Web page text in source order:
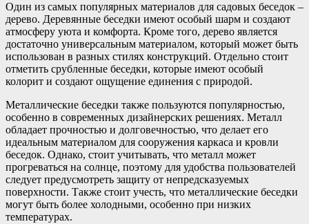
Один из самых популярных материалов для садовых беседок –
дерево. Деревянные беседки имеют особый шарм и создают
атмосферу уюта и комфорта. Кроме того, дерево является
достаточно универсальным материалом, который может быть
использован в разных стилях конструкций. Отдельно стоит
отметить срубленные беседки, которые имеют особый
колорит и создают ощущение единения с природой.
Металлические беседки также пользуются популярностью,
особенно в современных дизайнерских решениях. Металл
обладает прочностью и долговечностью, что делает его
идеальным материалом для сооружения каркаса и кровли
беседок. Однако, стоит учитывать, что металл может
прогреваться на солнце, поэтому для удобства пользователей
следует предусмотреть защиту от непредсказуемых
поверхности. Также стоит учесть, что металлические беседки
могут быть более холодными, особенно при низких
температурах.